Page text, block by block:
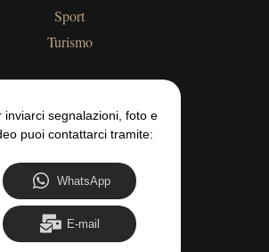
Sport
Turismo
inviarci segnalazioni, foto e
puoi contattarci tramite:
WhatsApp
E-mail